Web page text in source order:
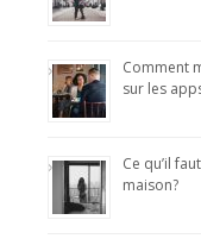
Comment
sur les
Ce qu’il
maison?